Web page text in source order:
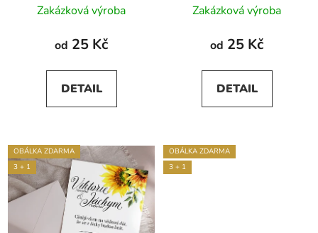
Zakázková výroba
od 25 Kč
DETAIL
Zakázková výroba
od 25 Kč
DETAIL
OBÁLKA ZDARMA
3 + 1
OBÁLKA ZDARMA
3 + 1